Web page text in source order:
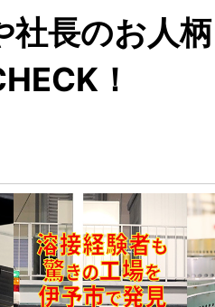
社長のお人
！